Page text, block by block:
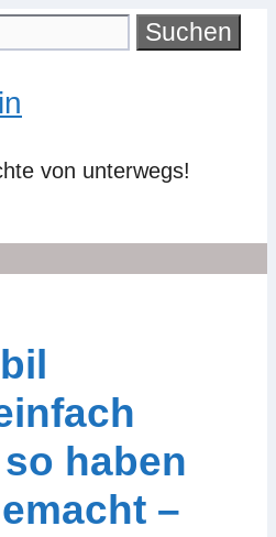
von unterwegs!
haben
–